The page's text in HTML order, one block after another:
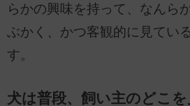
らかの興味を持って、なんら
ぶかく、かつ客観的に見てい
す。
犬は普段、飼い主のどこ